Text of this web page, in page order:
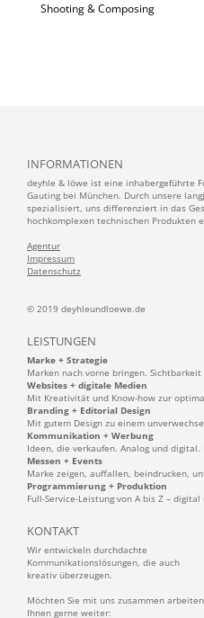
Shooting & Composing
INFORMATIONEN
deyhle & löwe ist eine inhabergeführte
Gauting bei München. Durch unsere
spezialisiert, uns differenziert in das
hochkomplexen technischen Produkten
Agentur
Impressum
Datenschutz
© 2019 deyhleundloewe.de
LEISTUNGEN
Marke + Strategie
Marken nach vorne bringen.
Websites + digitale Medien
Mit Kreativität und Know-how zur
Branding + Editorial Design
Mit gutem Design zu einem
Kommunikation + Werbung
Ideen, die verkaufen. Analog und digital.
Messen + Events
Marke zeigen, auffallen, beindrucken,
Programmierung + Produktion
Full-Service-Leistung von A bis Z – digital
KONTAKT
Wir entwickeln durchdachte
Kommunikationslösungen, die auch
kreativ überzeugen.
Möchten Sie mit uns zusammen
Ihnen gerne weiter: